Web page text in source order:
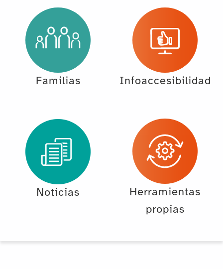
Familias Infoaccesibilidad
Noticias
Herramientas
propias